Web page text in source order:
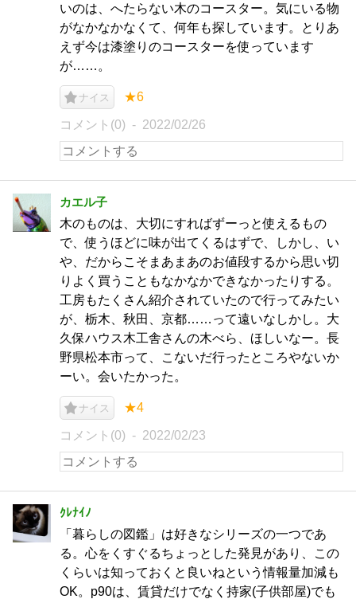
いのは、へたらない木のコースター。気にいる物
がなかなかなくて、何年も探しています。とりあ
えず今は漆塗りのコースターを使っています
が……。
ナイス ★6
コメント(0) 2022/02/26
カエル子
木のものは、大切にすればずーっと使えるもの
で、使うほどに味が出てくるはずで、しかし、い
や、だからこそまあまあのお値段するから思い切
りよく買うこともなかなかできなかったりする。
工房もたくさん紹介されていたので行ってみたい
が、栃木、秋田、京都……って遠いなしかし。大
久保ハウス木工舎さんの木べら、ほしいなー。長
野県松本市って、こないだ行ったところやないか
ーい。会いたかった。
ナイス ★4
コメント(0) 2022/02/23
ｸﾚﾅｲﾉ
「暮らしの図鑑」は好きなシリーズの一つであ
る。心をくすぐるちょっとした発見があり、この
くらいは知っておくと良いねという情報量加減も
OK。p90は、賃貸だけでなく持家(子供部屋)でも